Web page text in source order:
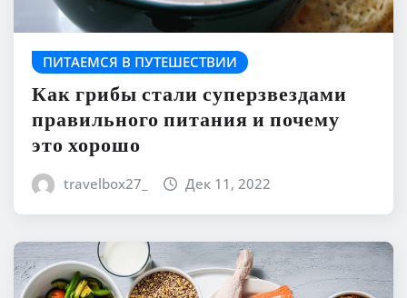
ПИТАЕМСЯ В ПУТЕШЕСТВИИ
Как грибы стали суперзвездами
правильного питания и почему
это хорошо
travelbox27_ Дек 11, 2022